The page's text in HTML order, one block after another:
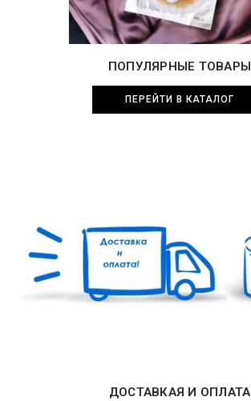
ПОПУЛЯРНЫЕ ТОВАРЫ
ПЕРЕЙТИ В КАТАЛОГ
ДОСТАВКАЯ И ОПЛАТА